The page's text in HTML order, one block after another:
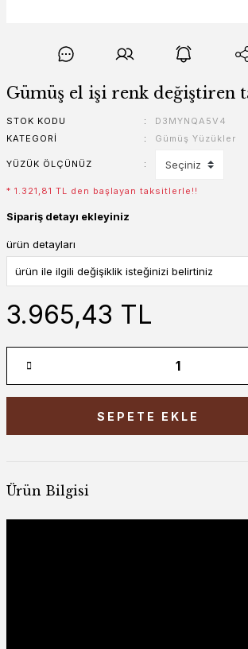
Gümüş el işi renk değiştiren
STOK KODU
D3MYNQA5V4
KATEGORI
Gümüş Yüzükler
YÜZÜK ÖLÇÜNÜZ
* 1.321,81 TL den başlayan taksitlerle!!
Sipariş detayı ekleyiniz
ürün detayları
3.965,43 TL
SEPETE EKLE
Ürün Bilgisi